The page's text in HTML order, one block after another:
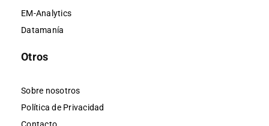
EM-Analytics
Datamanía
Otros
Sobre nosotros
Política de Privacidad